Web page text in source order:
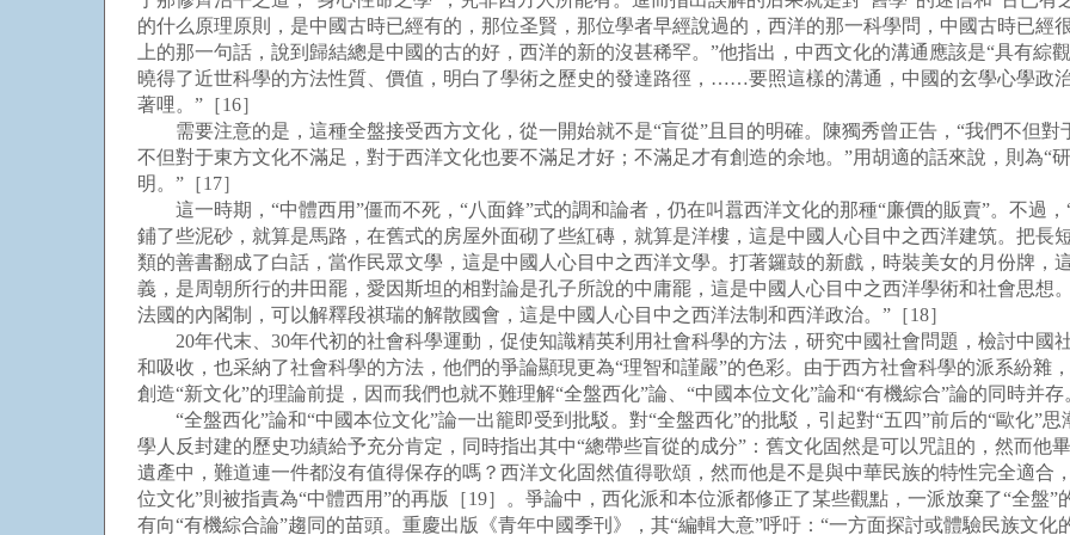
的什么原理原則，是中國古時已經有的，那位圣賢，那位學者早經說過的，西洋的那一科學問，中國古時已經
上的那一句話，說到歸結總是中國的古的好，西洋的新的沒甚稀罕。”他指出，中西文化的溝通應該是“具有綜
曉得了近世科學的方法性質、價值，明白了學術之歷史的發達路徑，……要照這樣的溝通，中國的玄學心學政
著哩。”［16］
需要注意的是，這種全盤接受西方文化，從一開始就不是“盲從”且目的明確。陳獨秀曾正告，“我們不但對
不但對于東方文化不滿足，對于西洋文化也要不滿足才好；不滿足才有創造的余地。”用胡適的話來說，則為“
明。”［17］
這一時期，“中體西用”僵而不死，“八面鋒”式的調和論者，仍在叫囂西洋文化的那種“廉價的販賣”。不過，
鋪了些泥砂，就算是馬路，在舊式的房屋外面砌了些紅磚，就算是洋樓，這是中國人心目中之西洋建筑。把長
類的善書翻成了白話，當作民眾文學，這是中國人心目中之西洋文學。打著鑼鼓的新戲，時裝美女的月份牌，
義，是周朝所行的井田罷，愛因斯坦的相對論是孔子所說的中庸罷，這是中國人心目中之西洋學術和社會思想
法國的內閣制，可以解釋段祺瑞的解散國會，這是中國人心目中之西洋法制和西洋政治。”［18］
20年代末、30年代初的社會科學運動，促使知識精英利用社會科學的方法，研究中國社會問題，檢討中國
和吸收，也采納了社會科學的方法，他們的爭論顯現更為“理智和謹嚴”的色彩。由于西方社會科學的派系紛雜
創造“新文化”的理論前提，因而我們也就不難理解“全盤西化”論、“中國本位文化”論和“有機綜合”論的同時并存
“全盤西化”論和“中國本位文化”論一出籠即受到批駁。對“全盤西化”的批駁，引起對“五四”前后的“歐化”
學人反封建的歷史功績給予充分肯定，同時指出其中“總帶些盲從的成分”：舊文化固然是可以咒詛的，然而他
遺產中，難道連一件都沒有值得保存的嗎？西洋文化固然值得歌頌，然而他是不是與中華民族的特性完全適合
位文化”則被指責為“中體西用”的再版［19］。爭論中，西化派和本位派都修正了某些觀點，一派放棄了“全盤
有向“有機綜合論”趨同的苗頭。重慶出版《青年中國季刊》，其“編輯大意”呼吁：“一方面探討或體驗民族文